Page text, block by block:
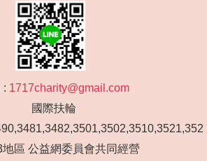
: 1717charity@gmail.com
國際扶輪
地區 公益網委員會共同經營